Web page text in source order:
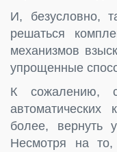
И, безусловно,
решаться
механизмов
упрощенные
К сожалению,
более, вернуть
Несмотря на